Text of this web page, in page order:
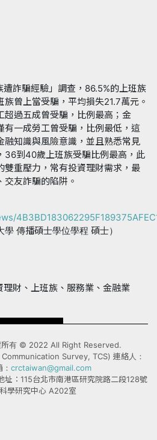
遭詐騙經驗」調查，86.5%的上班族
曾上當受騙，平均損失21.7萬元。
超過五成曾受騙，比例最高；金
有一成勞工曾受騙，比例最低，這
融知識與風險意識，並且熟悉常見
36到40歲上班族受騙比例最高，此
雙重壓力，常有投資理財需求，最
友詐騙的陷阱。
傳播碩士學位學程 碩士）
理財、上班族、服務業、金融業
有 © 2022 All Right Reserved.
Survey, TCS) 連絡人：
crctaiwan@gmail.com
：115台北市南港區研究院路二段128號
學研究中心 A202室